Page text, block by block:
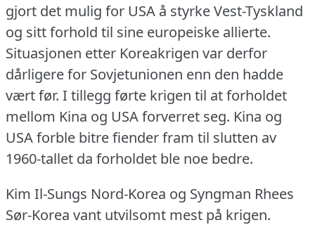
gjort det mulig for USA å styrke Vest-Tyskland
og sitt forhold til sine europeiske allierte.
Situasjonen etter Koreakrigen var derfor
dårligere for Sovjetunionen enn den hadde
vært før. I tillegg førte krigen til at forholdet
mellom Kina og USA forverret seg. Kina og
USA forble bitre fiender fram til slutten av
1960-tallet da forholdet ble noe bedre.
Kim Il-Sungs Nord-Korea og Syngman Rhees
Sør-Korea vant utvilsomt mest på krigen.